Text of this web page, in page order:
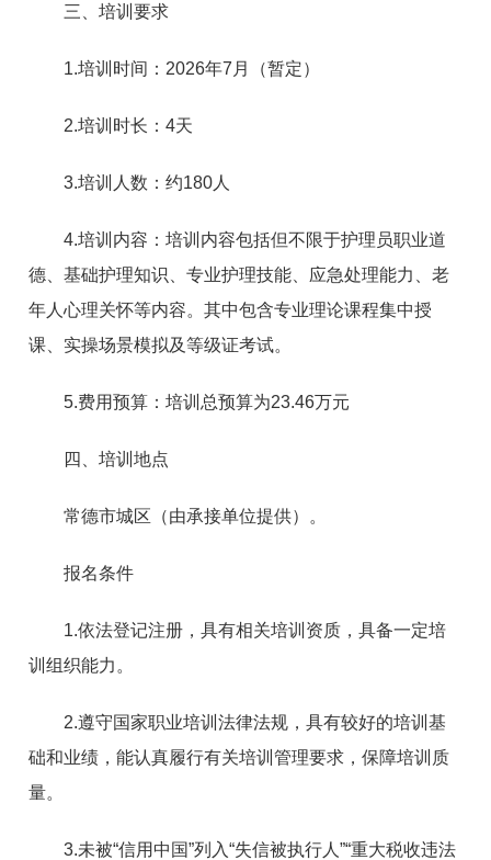
三、培训要求
1.培训时间：2026年7月（暂定）
2.培训时长：4天
3.培训人数：约180人
4.培训内容：培训内容包括但不限于护理员职业道
德、基础护理知识、专业护理技能、应急处理能力、老
年人心理关怀等内容。其中包含专业理论课程集中授
课、实操场景模拟及等级证考试。
5.费用预算：培训总预算为23.46万元
四、培训地点
常德市城区（由承接单位提供）。
报名条件
1.依法登记注册，具有相关培训资质，具备一定培
训组织能力。
2.遵守国家职业培训法律法规，具有较好的培训基
础和业绩，能认真履行有关培训管理要求，保障培训质
量。
3.未被“信用中国”列入“失信被执行人”“重大税收违法